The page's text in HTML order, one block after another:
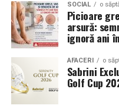
SOCIAL o
Picioare
arsură:
ignoră ani
AFACERI o
Sabrini
Golf Cup